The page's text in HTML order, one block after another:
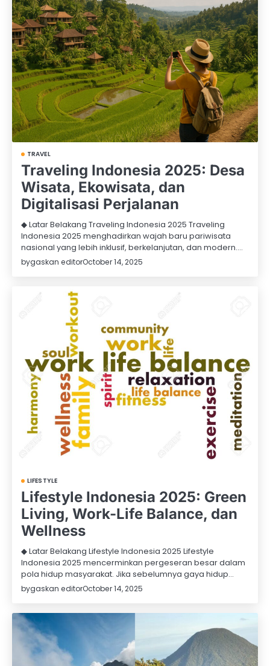
TRAVEL
Traveling Indonesia 2025: Desa
Wisata, Ekowisata, dan
Digitalisasi Perjalanan
◆ Latar Belakang Traveling Indonesia 2025 Traveling
Indonesia 2025 menghadirkan wajah baru pariwisata
nasional yang lebih inklusif, berkelanjutan, dan modern.…
bygaskan editorOctober 14, 2025
LIFESTYLE
Lifestyle Indonesia 2025: Green
Living, Work-Life Balance, dan
Wellness
◆ Latar Belakang Lifestyle Indonesia 2025 Lifestyle
Indonesia 2025 mencerminkan pergeseran besar dalam
pola hidup masyarakat. Jika sebelumnya gaya hidup…
bygaskan editorOctober 14, 2025